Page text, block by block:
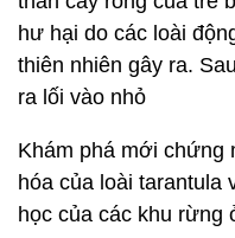
hư hại do các loài
thiên nhiên gây ra.
ra lối vào nhỏ
Khám phá mới chứng
hóa của loài tarantula
học của các khu rừng